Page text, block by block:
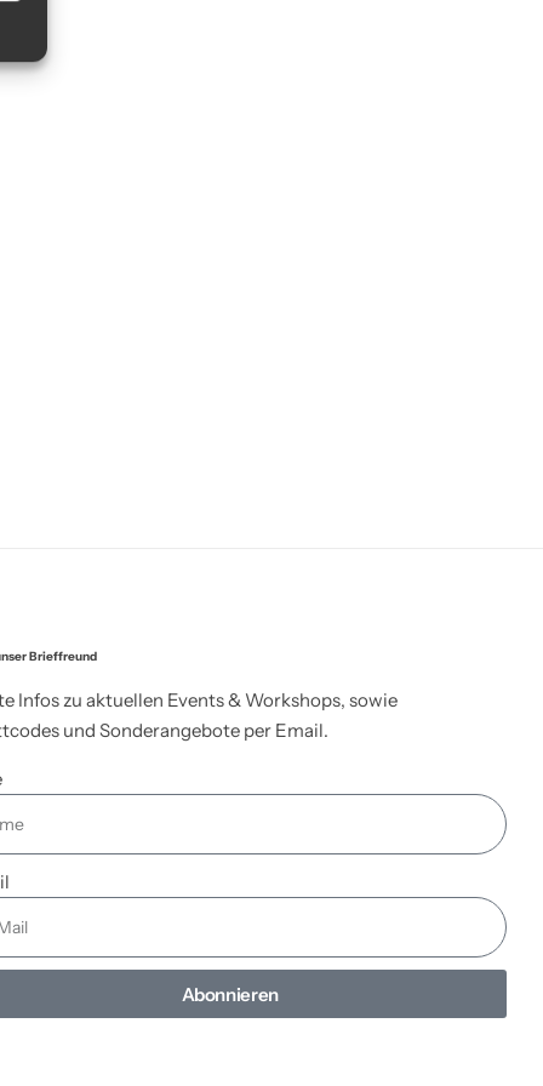
Brieffreund
Infos zu aktuellen Events & Workshops, sowie
und Sonderangebote per Email.
Abonnieren